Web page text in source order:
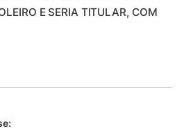
E SERIA TITULAR, COM